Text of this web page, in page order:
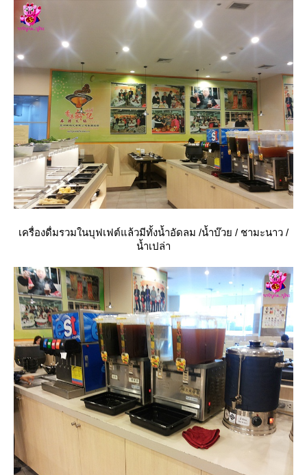
เครื่องดื่มรวมในบุฟเฟต์แล้วมีทั้งน้ำอัดลม /น้ำบ๊วย / ชามะนาว /
น้ำเปล่า